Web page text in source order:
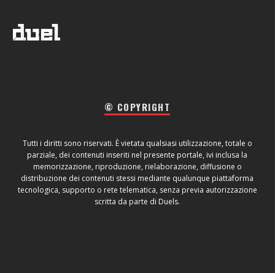
© COPYRIGHT
Tutti i diritti sono riservati. È vietata qualsiasi utilizzazione, totale o
parziale, dei contenuti inseriti nel presente portale, ivi inclusa la
memorizzazione, riproduzione, rielaborazione, diffusione o
distribuzione dei contenuti stessi mediante qualunque piattaforma
tecnologica, supporto o rete telematica, senza previa autorizzazione
scritta da parte di Duels.